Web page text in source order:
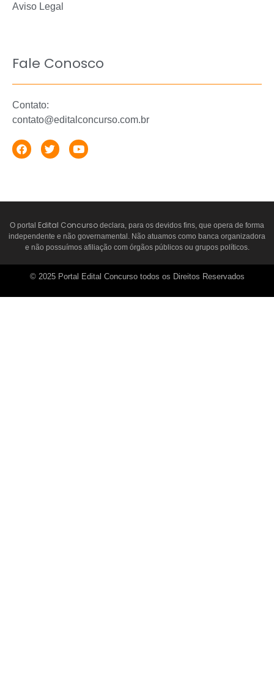
Aviso Legal
Fale Conosco
Contato:
contato@editalconcurso.com.br
O portal Edital Concurso declara, para os devidos fins, que opera de forma
independente e não governamental. Não atuamos como banca organizadora
e não possuímos afiliação com órgãos públicos ou grupos políticos.
© 2025 Portal Edital Concurso todos os Direitos Reservados